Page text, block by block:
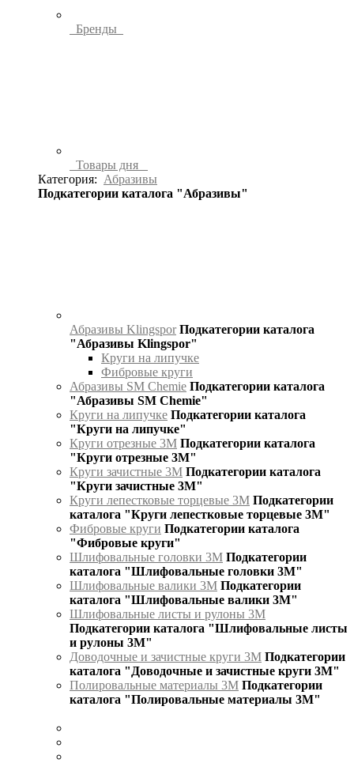
Бренды
Товары дня
Категория: Абразивы
Подкатегории каталога "Абразивы"
Абразивы Klingspor Подкатегории каталога
"Абразивы Klingspor"
Круги на липучке
Фибровые круги
Абразивы SM Chemie Подкатегории каталога
"Абразивы SM Chemie"
Круги на липучке Подкатегории каталога
"Круги на липучке"
Круги отрезные 3М Подкатегории каталога
"Круги отрезные 3М"
Круги зачистные 3М Подкатегории каталога
"Круги зачистные 3М"
Круги лепестковые торцевые 3М Подкатегории
каталога "Круги лепестковые торцевые 3М"
Фибровые круги Подкатегории каталога
"Фибровые круги"
Шлифовальные головки 3М Подкатегории
каталога "Шлифовальные головки 3М"
Шлифовальные валики 3М Подкатегории
каталога "Шлифовальные валики 3М"
Шлифовальные листы и рулоны 3М
Подкатегории каталога "Шлифовальные листы
и рулоны 3М"
Доводочные и зачистные круги 3М Подкатегории
каталога "Доводочные и зачистные круги 3М"
Полировальные материалы 3М Подкатегории
каталога "Полировальные материалы 3М"